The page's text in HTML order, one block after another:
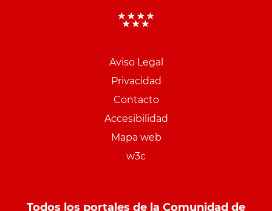
Aviso Legal
Privacidad
Contacto
Accesibilidad
Mapa web
w3c
Todos los portales de la Comunidad de